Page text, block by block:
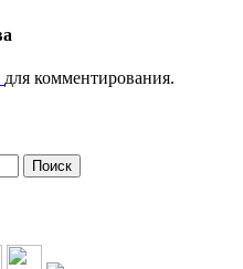
для комментирования.